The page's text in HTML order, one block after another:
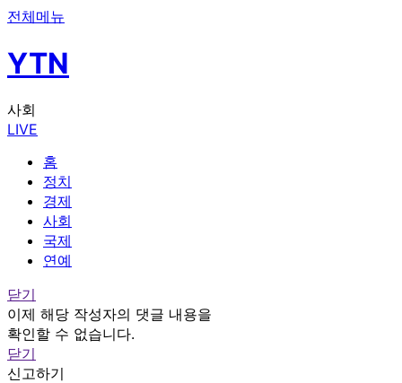
전체메뉴
YTN
사회
LIVE
홈
정치
경제
사회
국제
연예
닫기
이제 해당 작성자의 댓글 내용을
확인할 수 없습니다.
닫기
신고하기